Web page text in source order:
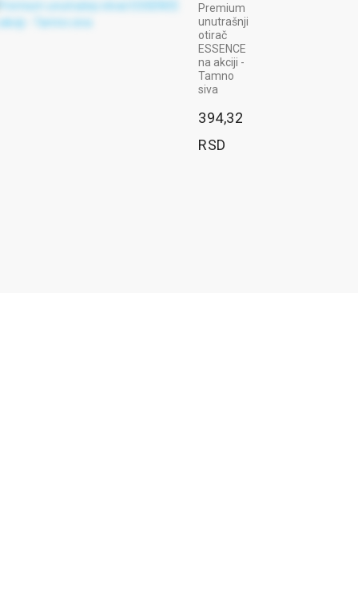
Premium
unutrašnji
otirač
ESSENCE
na akciji -
Tamno
siva
394,32
RSD